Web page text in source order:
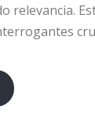
relevancia.